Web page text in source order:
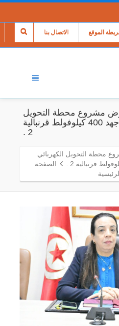
الاتصال بنا الموقع
مشروع محطة التحويل
الكهربائي المزدوج ذو جهد 400 كيلوفولط قرنبالية
2 .
محطة التحويل الكهربائي
الصفحة